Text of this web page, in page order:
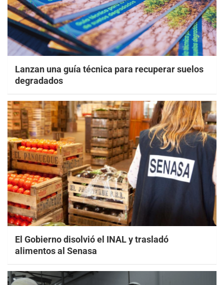
Lanzan una guía técnica para recuperar suelos
degradados
El Gobierno disolvió el INAL y trasladó
alimentos al Senasa